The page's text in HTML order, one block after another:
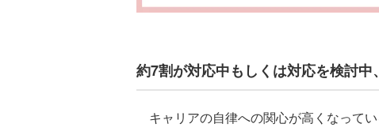
約7割が対応中もしくは対応を検討
キャリアの自律への関心が高くなって